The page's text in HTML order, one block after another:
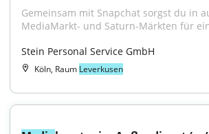
Gemeinsam mit Snapchat sorgst du in
MediaMarkt- und Saturn-Märkten für
Stein Personal Service GmbH
Köln, Raum Leverkusen